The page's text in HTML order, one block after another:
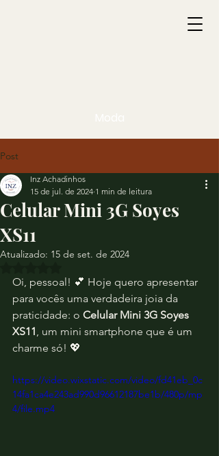
Post
Celular Mini 3G Soyes
XS11
Inz Achadinhos
15 de jul. de 2024 1 min de leitura
Atualizado: 15 de set. de 2024
Oi, pessoal! 💕 Hoje quero apresentar
para vocês uma verdadeira joia da
praticidade: o Celular Mini 3G Soyes
XS11, um mini smartphone que é um
charme só! 💖
https://video.wixstatic.com/video/fd41eb_0c
14fa1ca4e243ad990d96612187be1b/480p/mp
4/file.mp4